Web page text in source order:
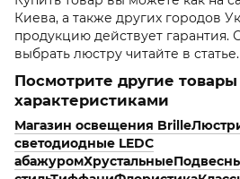
Киева, а также других городов
продукцию действует гарантия.
выбрать люстру читайте в статье.
Посмотрите другие
характеристиками
Магазин освещения Brille
светодиодные LEDС
абажуромХрустальные